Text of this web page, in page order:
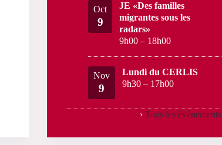
Oct
9
JE «Des familles
migrantes sous les
radars»
9h00 – 18h00
Nov
9
Lundi du CERLIS
9h30 – 17h00
› Tous les évènements